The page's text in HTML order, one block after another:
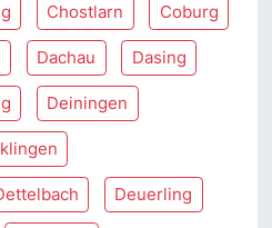
Chostlarn Coburg
Dachau Dasing
Deiningen
Deuerling